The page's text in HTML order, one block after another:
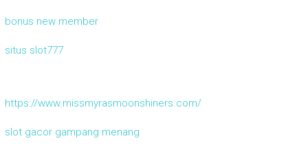
bonus new member
situs slot777
https://www.missmyrasmoonshiners.com/
slot gacor gampang menang